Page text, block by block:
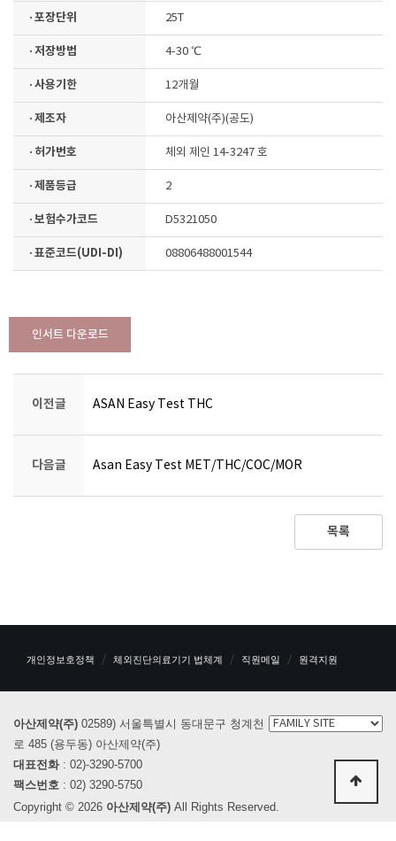
· 포장단위 25T
· 저장방법 4-30 ℃
· 사용기한 12개월
· 제조자 아산제약(주)(공도)
· 허가번호 체외 제인 14-3247 호
· 제품등급 2
· 보험수가코드 D5321050
· 표준코드(UDI-DI) 08806488001544
인서트 다운로드
이전글 ASAN Easy Test THC
다음글 Asan Easy Test MET/THC/COC/MOR
목록
개인정보호정책 체외진단의료기기 법체계 직원메일 원격지원
아산제약(주) 02589) 서울특별시 동대문구 청계천
로 485 (용두동) 아산제약(주)
대표전화: 02)-3290-5700
팩스번호 : 02) 3290-5750
Copyright © 2026 아산제약(주) All Rights Reserved.